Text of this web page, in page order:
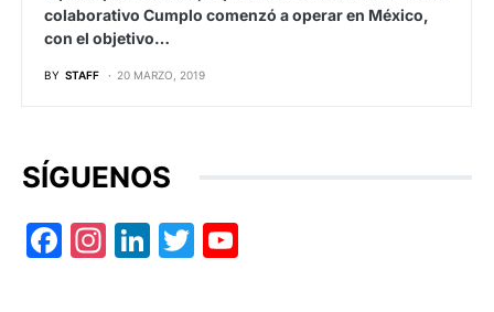
colaborativo Cumplo comenzó a operar en México,
con el objetivo…
BY STAFF 20 MARZO, 2019
SÍGUENOS
Facebook
Instagram
LinkedIn
Twitter